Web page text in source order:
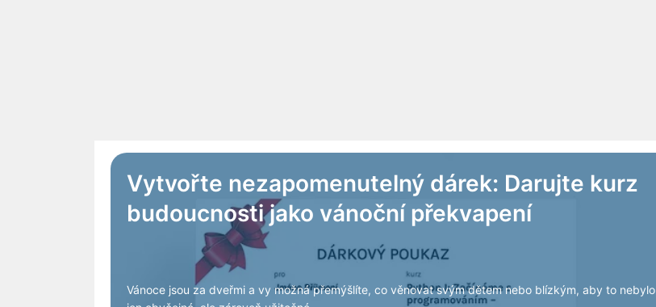
Vytvořte nezapomenutelný dárek: Darujte kurz
budoucnosti jako vánoční překvapení
Vánoce jsou za dveřmi a vy možná přemýšlíte, co věnovat svým dětem nebo blízkým, aby to nebylo